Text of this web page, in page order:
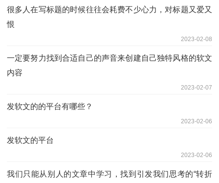
很多人在写标题的时候往往会耗费不少心力，对标题又爱又
恨
2023-02-08
一定要努力找到合适自己的声音来创建自己独特风格的软文
内容
2023-02-07
发软文的的平台有哪些？
2023-02-06
发软文的平台
2023-02-06
我们只能从别人的文章中学习，找到引发我们思考的“转折